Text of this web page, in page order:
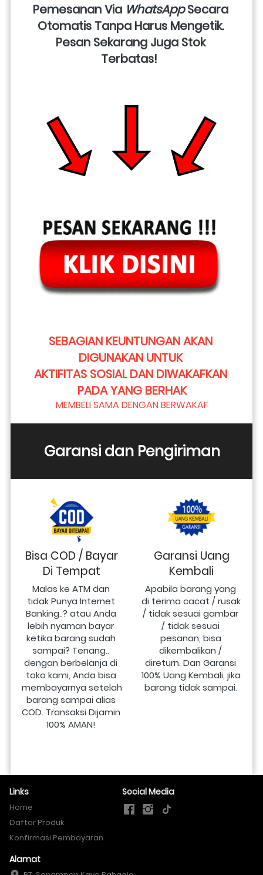
Pemesanan Via WhatsApp Secara
Otomatis Tanpa Harus Mengetik.
Pesan Sekarang Juga Stok
Terbatas!
SEBAGIAN KEUNTUNGAN AKAN
DIGUNAKAN UNTUK
AKTIFITAS SOSIAL DAN DIWAKAFKAN
PADA YANG BERHAK
MEMBELI SAMA DENGAN BERWAKAF
Garansi dan Pengiriman
Bisa COD / Bayar
Di Tempat
Malas ke ATM dan
tidak Punya Internet
Banking..? atau Anda
lebih nyaman bayar
ketika barang sudah
sampai? Tenang..
dengan berbelanja di
toko kami, Anda bisa
membayarnya setelah
barang sampai alias
COD. Transaksi Dijamin
100% AMAN!
Garansi Uang
Kembali
Apabila barang yang
di terima cacat / rusak
/ tidak sesuai gambar
/ tidak sesuai
pesanan, bisa
dikembalikan /
direturn. Dan Garansi
100% Uang Kembali, jika
barang tidak sampai.
Links
Home
Daftar Produk
Konfirmasi Pembayaran
Social Media
Alamat